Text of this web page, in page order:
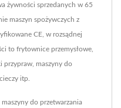
żywności sprzedanych w 65
maszyn spożywczych z
CE, w rozsądnej
to frytownice przemysłowe,
przypraw, maszyny do
itp.
do przetwarzania